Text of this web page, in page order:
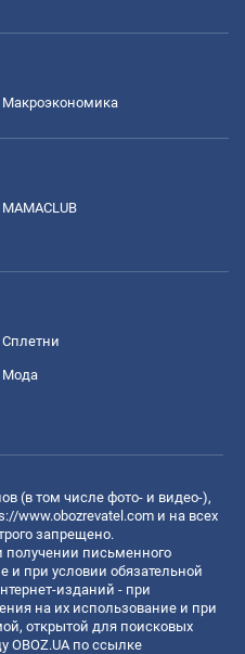
Mакроэкономика
MAMACLUB
Сплетни
Мода
(в том числе фото- и видео-),
www.obozrevatel.com и на всех
запрещено.
получении письменного
и при условии обязательной
изданий - при
на их использование и при
открытой для поисковых
OBOZ.UA по ссылке